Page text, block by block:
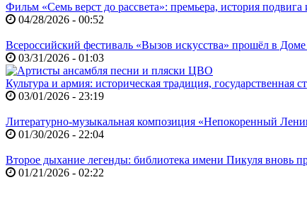
Фильм «Семь верст до рассвета»: премьера, история подвига
04/28/2026 - 00:52
Всероссийский фестиваль «Вызов искусства» прошёл в
03/31/2026 - 01:03
Культура и армия: историческая традиция, государственная
03/01/2026 - 23:19
Литературно-музыкальная композиция «Непокоренный
01/30/2026 - 22:04
Второе дыхание легенды: библиотека имени Пикуля вновь
01/21/2026 - 02:22